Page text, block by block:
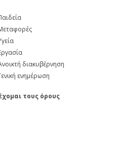
διακυβέρνηση
ενημέρωση
τους όρους